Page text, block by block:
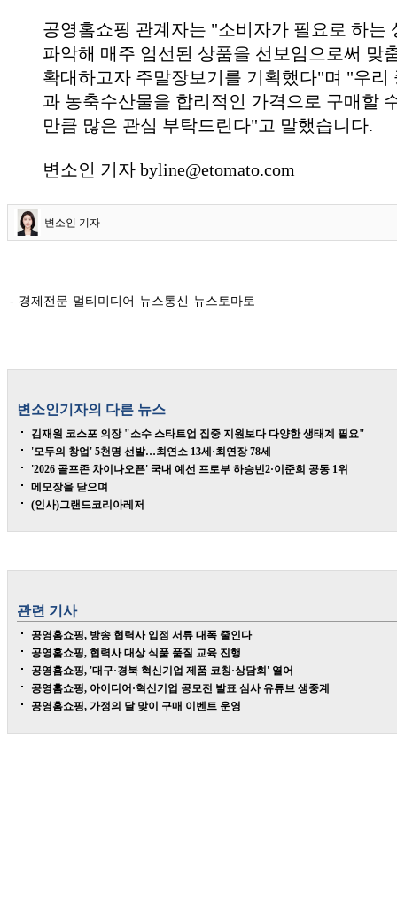
공영홈쇼핑 관계자는 "소비자가 필요로 하는
파악해 매주 엄선된 상품을 선보임으로써 맞
확대하고자 주말장보기를 기획했다"며 "우리
과 농축수산물을 합리적인 가격으로 구매할
만큼 많은 관심 부탁드린다"고 말했습니다.
변소인 기자 byline@etomato.com
변소인 기자
- 경제전문 멀티미디어 뉴스통신 뉴스토마토
변소인기자의 다른 뉴스
김재원 코스포 의장 "소수 스타트업 집중 지원보다 다양한 생태계 필요"
'모두의 창업' 5천명 선발…최연소 13세·최연장 78세
'2026 골프존 차이나오픈' 국내 예선 프로부 하승빈2·이준희 공동 1위
메모장을 닫으며
(인사)그랜드코리아레저
관련 기사
공영홈쇼핑, 방송 협력사 입점 서류 대폭 줄인다
공영홈쇼핑, 협력사 대상 식품 품질 교육 진행
공영홈쇼핑, '대구·경북 혁신기업 제품 코칭·상담회' 열어
공영홈쇼핑, 아이디어·혁신기업 공모전 발표 심사 유튜브 생중계
공영홈쇼핑, 가정의 달 맞이 구매 이벤트 운영